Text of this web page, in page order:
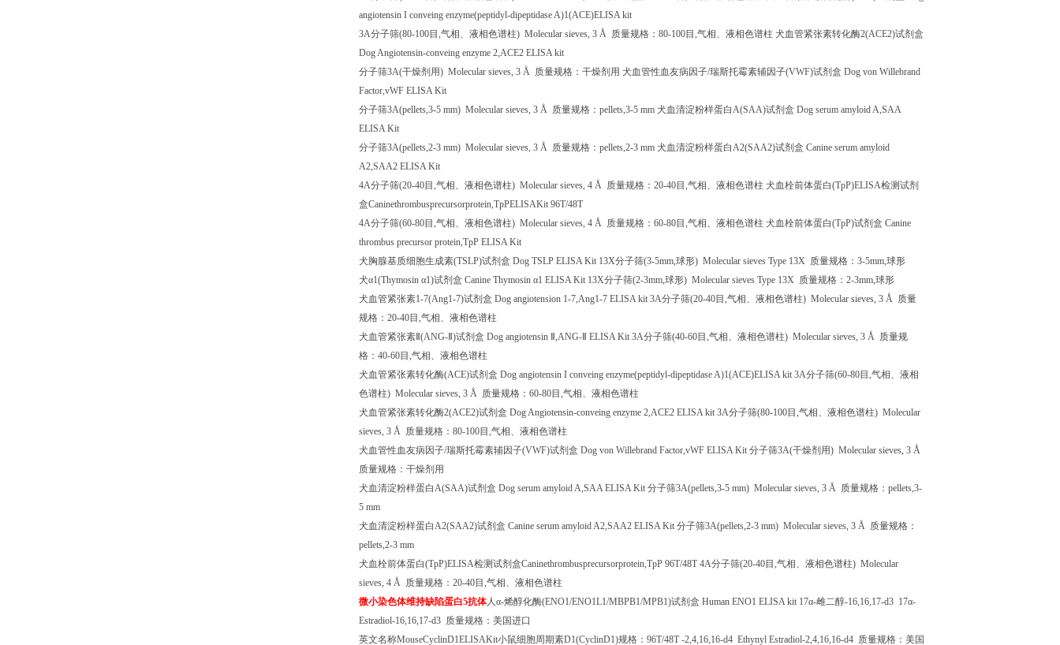
angiotensin I conveing enzyme(peptidyl-dipeptidase A)1(ACE)ELISA kit
3A分子筛(80-100目 ,气相、液相色谱柱) Molecular sieves, 3 Å 质量规格： 80-100目 ,气相、液相色谱柱 犬血管紧张素转化酶2(ACE2)试剂盒
Dog Angiotensin-conveing enzyme 2,ACE2 ELISA kit
分子筛3A(干燥剂用) Molecular sieves, 3 Å 质量规格：干燥剂用 犬血管性血友病因子/瑞斯托霉素辅因子(VWF)试剂盒 Dog von Willebrand
Factor,vWF ELISA Kit
分子筛3A(pellets,3-5 mm) Molecular sieves, 3 Å 质量规格： pellets,3-5 mm 犬血清淀粉样蛋白A(SAA)试剂盒 Dog serum amyloid A,SAA
ELISA Kit
分子筛3A(pellets,2-3 mm) Molecular sieves, 3 Å 质量规格： pellets,2-3 mm 犬血清淀粉样蛋白A2(SAA2)试剂盒 Canine serum amyloid
A2,SAA2 ELISA Kit
4A分子筛(20-40目 ,气相、液相色谱柱) Molecular sieves, 4 Å 质量规格： 20-40目 ,气相、液相色谱柱 犬血栓前体蛋白(TpP)ELISA检测试剂
盒Caninethrombusprecursorprotein,TpPELISAKit 96T/48T
4A分子筛(60-80目 ,气相、液相色谱柱) Molecular sieves, 4 Å 质量规格： 60-80目 ,气相、液相色谱柱 犬血栓前体蛋白(TpP)试剂盒 Canine
thrombus precursor protein,TpP ELISA Kit
犬胸腺基质细胞生成素(TSLP)试剂盒 Dog TSLP ELISA Kit 13X分子筛(3-5mm,球形) Molecular sieves Type 13X 质量规格： 3-5mm,球形
犬α1(Thymosin α1)试剂盒 Canine Thymosin α1 ELISA Kit 13X分子筛(2-3mm,球形) Molecular sieves Type 13X 质量规格： 2-3mm,球形
犬血管紧张素1-7(Ang1-7)试剂盒 Dog angiotension 1-7,Ang1-7 ELISA kit 3A分子筛(20-40目 ,气相、液相色谱柱) Molecular sieves, 3 Å 质量
规格： 20-40目 ,气相、液相色谱柱
犬血管紧张素Ⅱ (ANG- )试剂盒 Dog angiotensin ,ANG- ELISA Kit 3A分子筛(40-60目 ,气相、液相色谱柱) Molecular sieves, 3 Å 质量规
格： 40-60目 ,气相、液相色谱柱
犬血管紧张素转化酶(ACE)试剂盒 Dog angiotensin I conveing enzyme(peptidyl-dipeptidase A)1(ACE)ELISA kit 3A分子筛(60-80目 ,气相、液相
色谱柱) Molecular sieves, 3 Å 质量规格： 60-80目 ,气相、液相色谱柱
犬血管紧张素转化酶2(ACE2)试剂盒 Dog Angiotensin-conveing enzyme 2,ACE2 ELISA kit 3A分子筛(80-100目 ,气相、液相色谱柱) Molecular
sieves, 3 Å 质量规格： 80-100目 ,气相、液相色谱柱
犬血管性血友病因子/瑞斯托霉素辅因子(VWF)试剂盒 Dog von Willebrand Factor,vWF ELISA Kit 分子筛3A(干燥剂用) Molecular sieves, 3 Å
质量规格：干燥剂用
犬血清淀粉样蛋白A(SAA)试剂盒 Dog serum amyloid A,SAA ELISA Kit 分子筛3A(pellets,3-5 mm) Molecular sieves, 3 Å 质量规格： pellets,3-
5 mm
犬血清淀粉样蛋白A2(SAA2)试剂盒 Canine serum amyloid A2,SAA2 ELISA Kit 分子筛3A(pellets,2-3 mm) Molecular sieves, 3 Å 质量规格：
pellets,2-3 mm
犬血栓前体蛋白(TpP)ELISA检测试剂盒Caninethrombusprecursorprotein,TpP 96T/48T 4A分子筛(20-40目 ,气相、液相色谱柱) Molecular
sieves, 4 Å 质量规格： 20-40目 ,气相、液相色谱柱
微小染色体维持缺陷蛋白5抗体人α-烯醇化酶(ENO1/ENO1L1/MBPB1/MPB1)试剂盒 Human ENO1 ELISA kit 17α-雌二醇-16,16,17-d3 17α-
Estradiol-16,16,17-d3 质量规格：美国进口
英文名称MouseCyclinD1ELISAKit小鼠细胞周期素D1(CyclinD1)规格： 96T/48T -2,4,16,16-d4 Ethynyl Estradiol-2,4,16,16-d4 质量规格：美国